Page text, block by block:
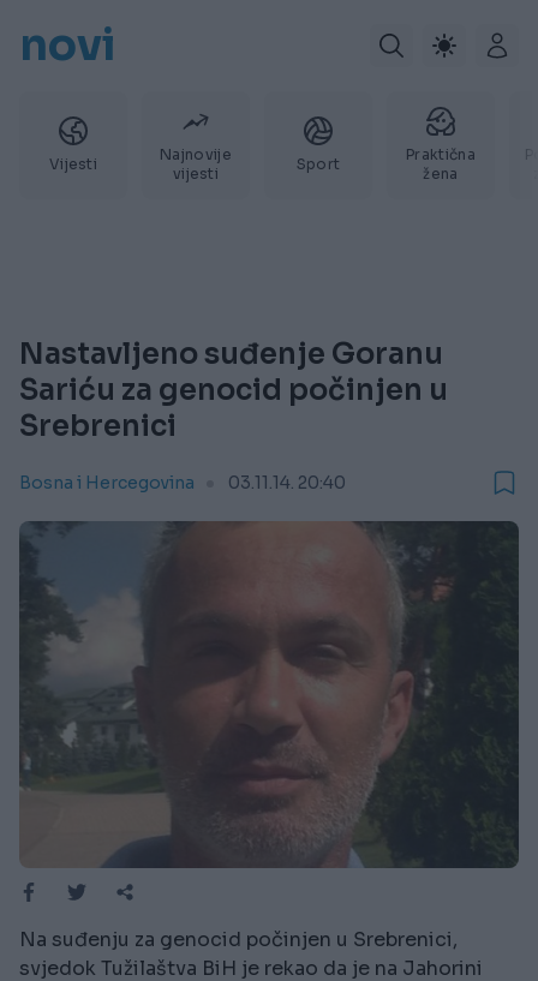
novi
Vijesti
Najnovije
vijesti
Sport
Praktična
žena
Nastavljeno suđenje Goranu
Sariću za genocid počinjen u
Srebrenici
Bosna i Hercegovina 03.11.14. 20:40
Na suđenju za genocid počinjen u Srebrenici,
svjedok Tužilaštva BiH je rekao da je na Jahorini